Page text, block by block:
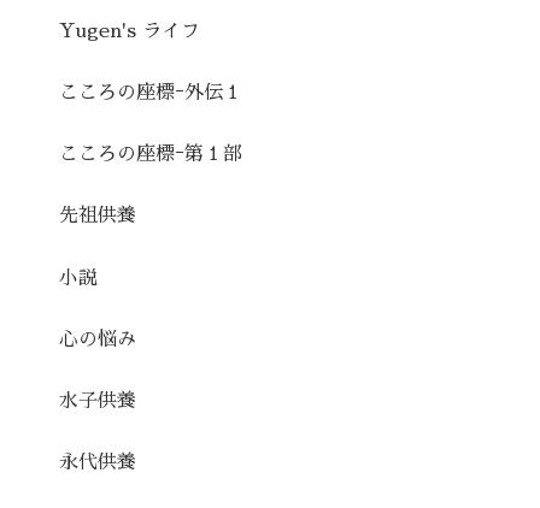
Yugen's ライフ
こころの座標ｰ外伝１
こころの座標ｰ第１部
先祖供養
小説
心の悩み
水子供養
永代供養